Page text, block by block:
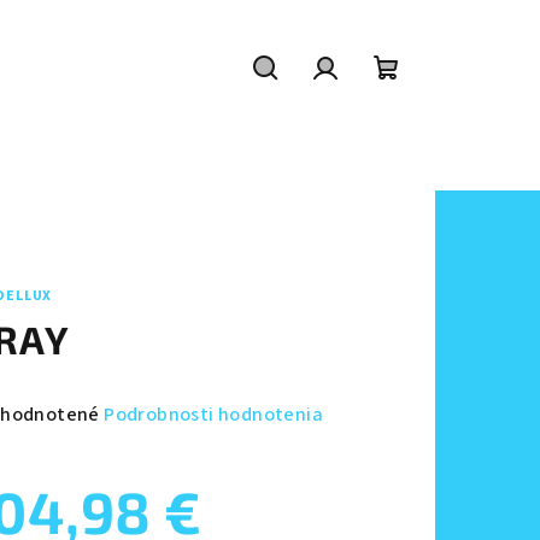
Podrobnosti hodnotenia
€